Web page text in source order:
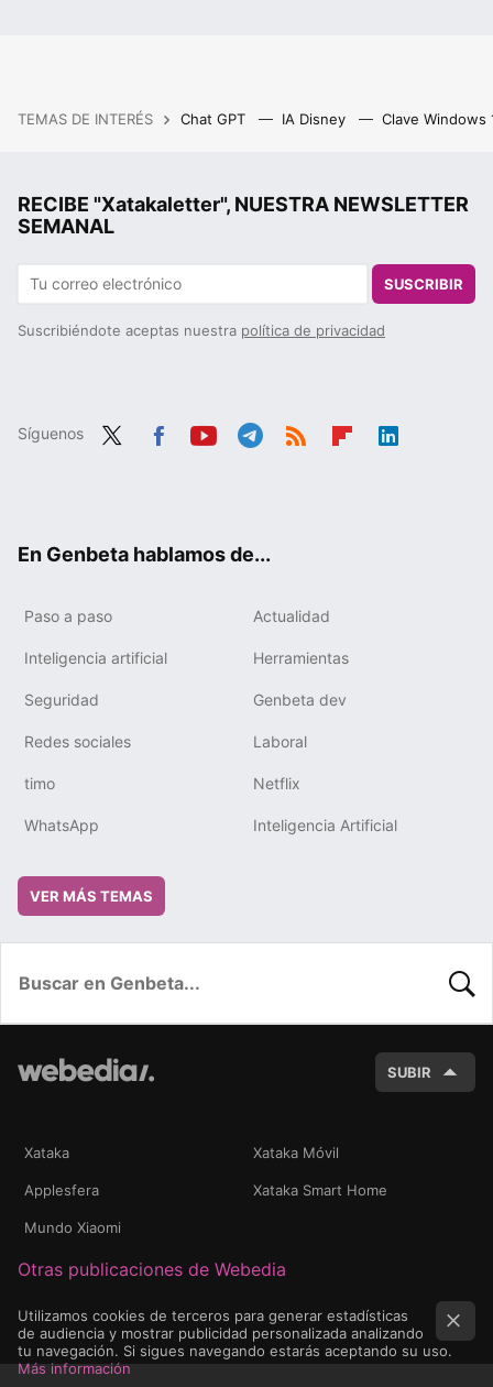
TEMAS DE INTERÉS Chat GPT IA Disney Clave Windows
RECIBE "Xatakaletter", NUESTRA NEWSLETTER
SEMANAL
SUSCRIBIR
Suscribiéndote aceptas nuestra política de privacidad
Síguenos
En Genbeta hablamos de...
Paso a paso Actualidad
Inteligencia artificial Herramientas
Seguridad Genbeta dev
Redes sociales Laboral
timo Netflix
WhatsApp Inteligencia Artificial
VER MÁS TEMAS
SUBIR
Xataka Xataka Móvil
Applesfera Xataka Smart Home
Mundo Xiaomi
Otras publicaciones de Webedia
Utilizamos cookies de terceros para generar estadísticas
de audiencia y mostrar publicidad personalizada analizando
tu navegación. Si sigues navegando estarás aceptando su uso.
Más información